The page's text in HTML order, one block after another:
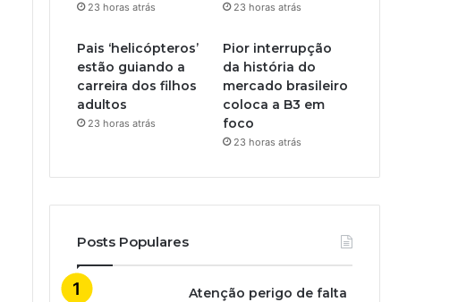
23 horas atrás 23 horas atrás
Pais ‘helicópteros’
estão guiando a
carreira dos filhos
adultos
23 horas atrás
Pior interrupção
da história do
mercado brasileiro
coloca a B3 em
foco
23 horas atrás
Posts Populares
Atenção perigo de falta